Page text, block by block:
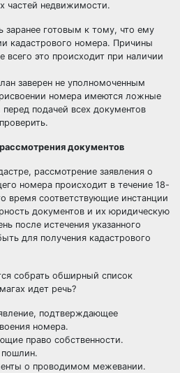
частей недвижимости.
заранее готовым к тому, что ему
кадастрового номера. Причины
всего это происходит при наличии
заверен не уполномоченным
номера имеются ложные
подачей всех документов
документов
рассмотрение заявления о
номера происходит в течение 18-
время соответствующие инстанции
документов и их юридическую
после истечения указанного
для получения кадастрового
собрать обширный список
идет речь?
подтверждающее
номера.
право собственности.
пошлин.
о проводимом межевании.